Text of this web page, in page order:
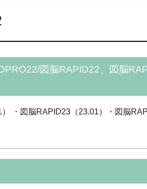
図脳RAPID22、図脳
・図脳RAPID23（23.01）・図脳